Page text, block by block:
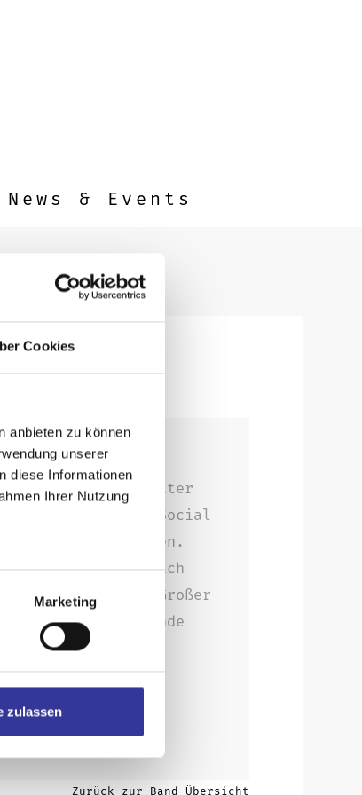
Cookies
anbieten zu können
unserer
diese Informationen
Ihrer Nutzung
Marketing
zulassen
News & Events
sich aus den
Sänger und Songwriter
sich 2016 durch Social
Schulzeit kennen.
fast täglich
am Fließband. Großer
gute Freunde
zusammen
Zurück zur Band-Übersicht